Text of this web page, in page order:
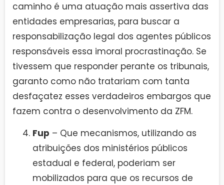
caminho é uma atuação mais assertiva das
entidades empresarias, para buscar a
responsabilização legal dos agentes públicos
responsáveis essa imoral procrastinação. Se
tivessem que responder perante os tribunais,
garanto como não tratariam com tanta
desfaçatez esses verdadeiros embargos que
fazem contra o desenvolvimento da ZFM.
Fup – Que mecanismos, utilizando as
atribuições dos ministérios públicos
estadual e federal, poderiam ser
mobilizados para que os recursos de